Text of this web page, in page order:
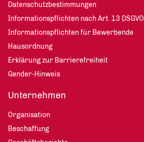
Datenschutzbestimmungen
Informationspflichten nach Art. 13 DSGVO
Informationspflichten für Bewerbende
Hausordnung
Erklärung zur Barrierefreiheit
Gender-Hinweis
Unternehmen
Organisation
Beschaffung